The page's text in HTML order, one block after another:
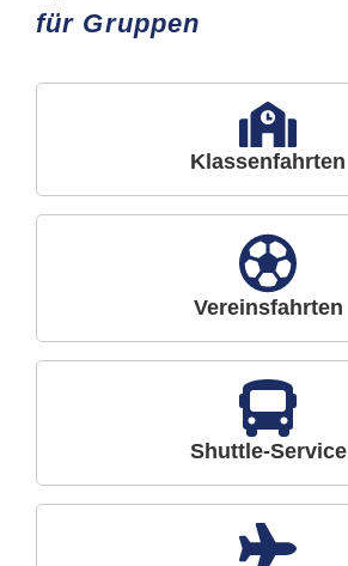
für Gruppen
Klassenfahrten
Vereinsfahrten
Shuttle-Service